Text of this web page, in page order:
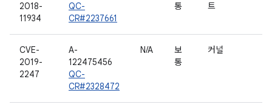
2018-
11934
QC-
CR#2237661
통
트
CVE-
2019-
2247
A-
122475456
QC-
CR#2328472
N/A
보
통
커널